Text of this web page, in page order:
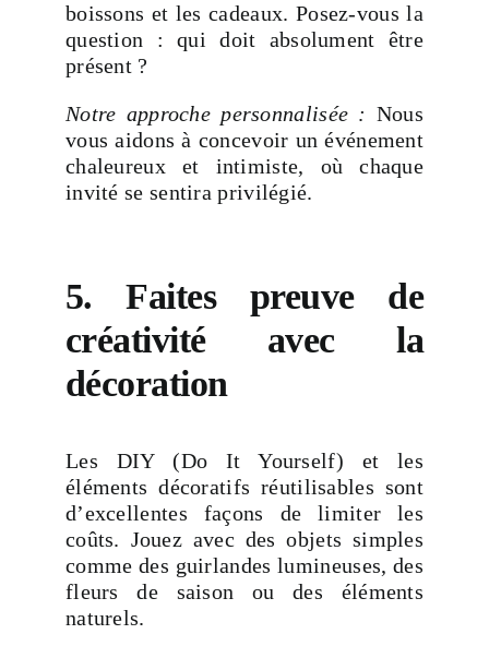
boissons et les cadeaux. Posez-vous la
question : qui doit absolument être
présent ?
Notre approche personnalisée : Nous
vous aidons à concevoir un événement
chaleureux et intimiste, où chaque
invité se sentira privilégié.
5. Faites preuve de
créativité avec la
décoration
Les DIY (Do It Yourself) et les
éléments décoratifs réutilisables sont
d’excellentes façons de limiter les
coûts. Jouez avec des objets simples
comme des guirlandes lumineuses, des
fleurs de saison ou des éléments
naturels.